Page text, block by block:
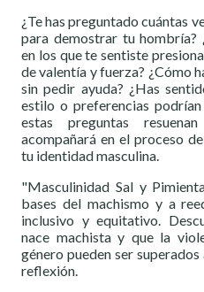
¿Te has preguntado cuántas
para demostrar tu hombría?
en los que te sentiste
de valentía y fuerza? ¿Cómo
sin pedir ayuda? ¿Has
estilo o preferencias
estas preguntas
acompañará en el proceso
tu identidad masculina.
"Masculinidad Sal y
bases del machismo y a
inclusivo y equitativo.
nace machista y que la
género pueden ser
reflexión.